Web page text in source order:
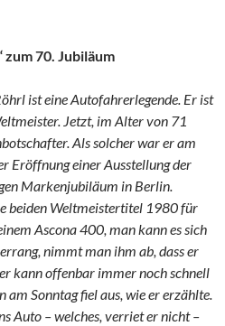
zum 70. Jubiläum
ist eine Autofahrerlegende. Er ist
Jetzt, im Alter von 71
Als solcher war er am
Eröffnung einer Ausstellung der
Markenjubiläum in Berlin.
beiden Weltmeistertitel 1980 für
Ascona 400, man kann es sich
nimmt man ihm ab, dass er
kann offenbar immer noch schnell
am Sonntag fiel aus, wie er erzählte.
Auto – welches, verriet er nicht –